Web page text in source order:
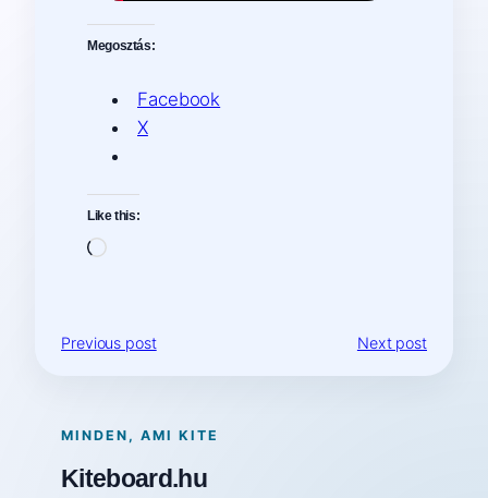
Megosztás:
Facebook
X
Like this:
Loading…
Previous post Next post
MINDEN, AMI KITE
Kiteboard.hu